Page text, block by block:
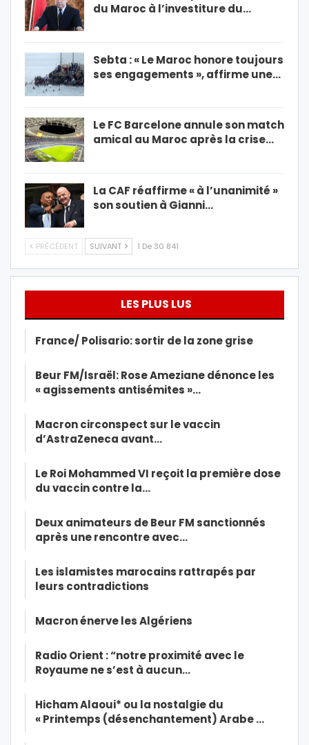
du Maroc à l’investiture du…
Sebta : « Le Maroc honore toujours
ses engagements », affirme une…
Le FC Barcelone annule son match
amical au Maroc après la crise…
La CAF réaffirme « à l’unanimité »
son soutien à Gianni…
PRÉCÉDENT SUIVANT 1 De 30 841
LES PLUS LUS
France/ Polisario: sortir de la zone grise
Beur FM/Israël: Rose Ameziane dénonce les
« agissements antisémites »…
Macron circonspect sur le vaccin
d’AstraZeneca avant…
Le Roi Mohammed VI reçoit la première dose
du vaccin contre la…
Deux animateurs de Beur FM sanctionnés
après une rencontre avec…
Les islamistes marocains rattrapés par
leurs contradictions
Macron énerve les Algériens
Radio Orient : “notre proximité avec le
Royaume ne s’est à aucun…
Hicham Alaoui* ou la nostalgie du
« Printemps (désenchantement) Arabe …